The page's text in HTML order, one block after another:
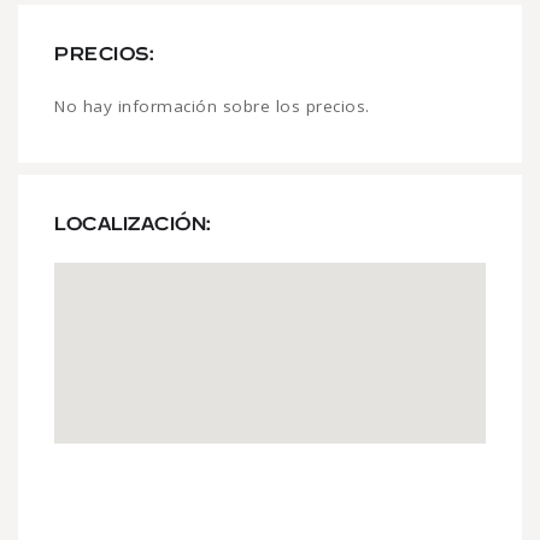
PRECIOS:
No hay información sobre los precios.
LOCALIZACIÓN: